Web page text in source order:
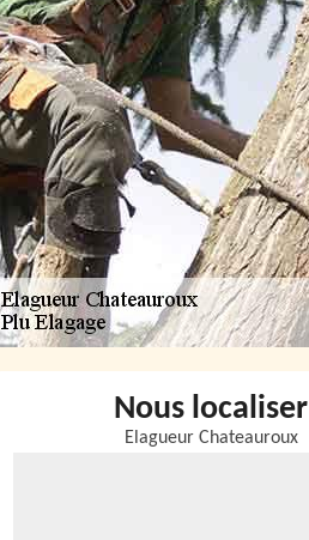
Nous localiser
Elagueur Chateauroux